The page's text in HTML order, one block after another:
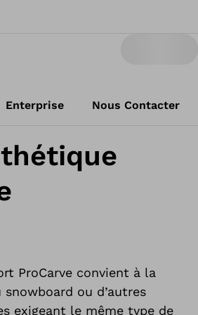
Enterprise Nous Contacter
ProCarve convient à la
ou d’autres
exigeant le même type de